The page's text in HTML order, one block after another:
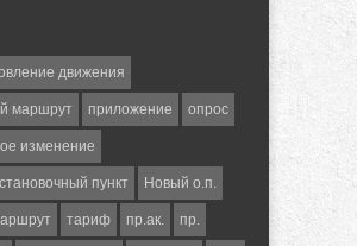
движения
маршрут приложение опрос
изменение
пункт Новый о.п.
тариф пр.ак. пр.